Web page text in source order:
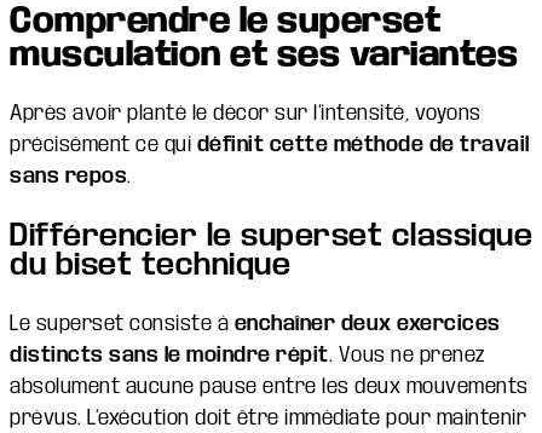
Comprendre le superset
musculation et ses variantes
Après avoir planté le décor sur l’intensité, voyons
précisément ce qui définit cette méthode de travail
sans repos.
Différencier le superset classique
du biset technique
Le superset consiste à enchaîner deux exercices
distincts sans le moindre répit. Vous ne prenez
absolument aucune pause entre les deux mouvements
prévus. L’exécution doit être immédiate pour maintenir